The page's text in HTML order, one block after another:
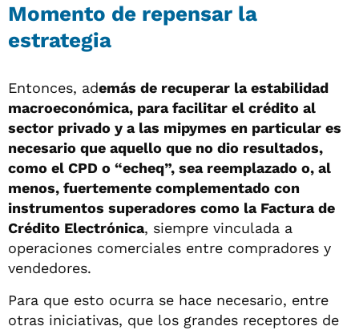
Momento de repensar la
estrategia
Entonces, además de recuperar la estabilidad
macroeconómica, para facilitar el crédito al
sector privado y a las mipymes en particular es
necesario que aquello que no dio resultados,
como el CPD o “echeq”, sea reemplazado o, al
menos, fuertemente complementado con
instrumentos superadores como la Factura de
Crédito Electrónica, siempre vinculada a
operaciones comerciales entre compradores y
vendedores.
Para que esto ocurra se hace necesario, entre
otras iniciativas, que los grandes receptores de